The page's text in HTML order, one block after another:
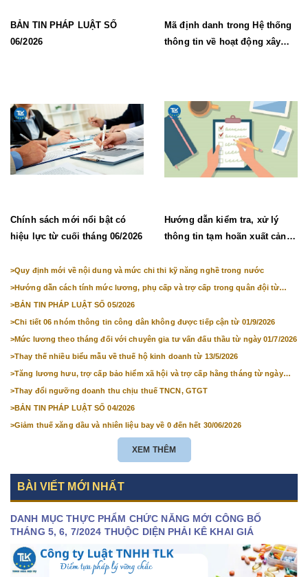
BẢN TIN PHÁP LUẬT SỐ
06/2026
Mã định danh trong Hệ thống
thông tin về hoạt động xây
Chính sách mới nổi bật có
hiệu lực từ cuối tháng 06/2026
Hướng dẫn kiểm tra, xử lý
thông tin tạm hoãn xuất cảnh,
>Quy định mới về nội dung và mức chi thi kỹ năng nghề trong nước
>Hướng dẫn cách tính mức lương, phụ cấp và trợ cấp trong quân đội từ
>BẢN TIN PHÁP LUẬT SỐ 05/2026
>Chi tiết 06 nhóm thông tin công dân không được tiếp cận từ 01/9/2026
>Mức lương theo tháng đối với chuyên gia tư vấn đấu thầu từ ngày 01/7/2026
>Thay thế nhiều biểu mẫu về thuế hộ kinh doanh từ 13/5/2026
>Tăng lương hưu, trợ cấp bảo hiểm xã hội và trợ cấp hằng tháng từ ngày
>Thay đổi ngưỡng doanh thu chịu thuế TNCN, GTGT
>BẢN TIN PHÁP LUẬT SỐ 04/2026
>Giảm thuế xăng dầu và nhiên liệu bay về 0 đến hết 30/06/2026
XEM THÊM
BÀI VIẾT MỚI NHẤT
DANH MỤC THỰC PHẨM CHỨC NĂNG MỚI CÔNG BỐ
THÁNG 5, 6, 7/2024 THUỘC DIỆN PHẢI KÊ KHAI GIÁ